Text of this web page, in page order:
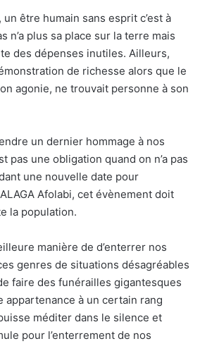
être humain sans esprit c’est à
n’a plus sa place sur la terre mais
des dépenses inutiles. Ailleurs,
de richesse alors que le
agonie, ne trouvait personne à son
un dernier hommage à nos
pas une obligation quand on n’a pas
une nouvelle date pour
Afolabi, cet évènement doit
la population.
manière de d’enterrer nos
genres de situations désagréables
faire des funérailles gigantesques
appartenance à un certain rang
méditer dans le silence et
pour l’enterrement de nos